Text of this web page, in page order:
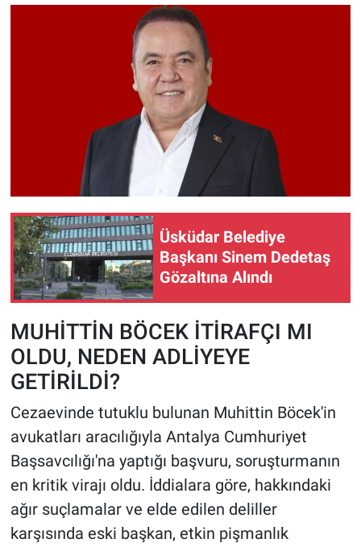
Üsküdar Belediye
Başkanı Sinem Dedetaş
Gözaltına Alındı
MUHİTTİN BÖCEK İTİRAFÇI MI
OLDU, NEDEN ADLİYEYE
GETİRİLDİ?
Cezaevinde tutuklu bulunan Muhittin Böcek'in
avukatları aracılığıyla Antalya Cumhuriyet
Başsavcılığı'na yaptığı başvuru, soruşturmanın
en kritik virajı oldu. İddialara göre, hakkındaki
ağır suçlamalar ve elde edilen deliller
karşısında eski başkan, etkin pişmanlık